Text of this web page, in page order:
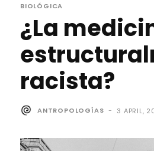
BIOLÓGICA
¿La
racista?
ANTROPOLOGÍAS - 3 APRIL,